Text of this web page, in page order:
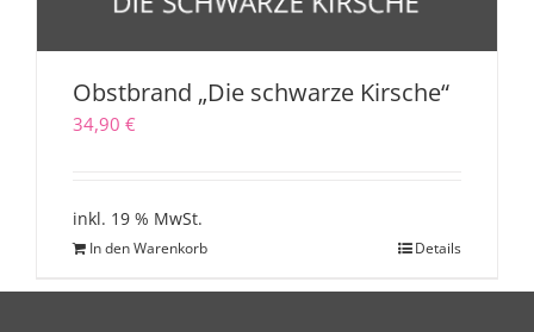
Obstbrand „Die schwarze Kirsche“
34,90 €
inkl. 19 % MwSt.
In den Warenkorb Details